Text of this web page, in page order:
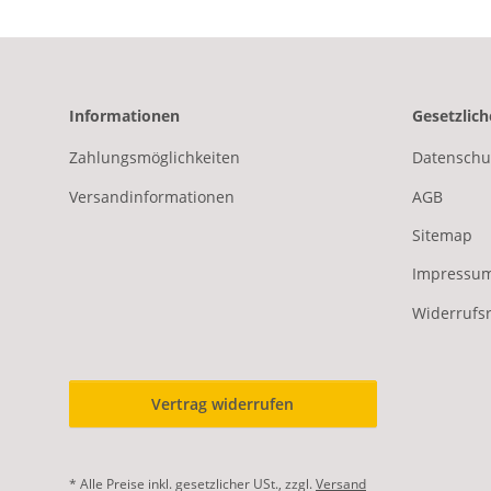
Informationen
Zahlungsmöglichkeiten
Versandinformationen
AGB
Sitemap
Vertrag widerrufen
* Alle Preise inkl. gesetzlicher USt., zzgl.Versand